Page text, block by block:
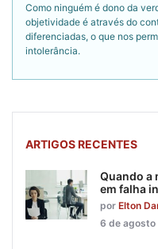
Como ninguém é dono da
objetividade é através do
diferenciadas, o que nos
intolerância.
ARTIGOS RECENTES
Quando a
em falha
por Elton
6 de agosto